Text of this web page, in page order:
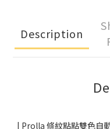
Description
| Prolla 條紋點點雙色自